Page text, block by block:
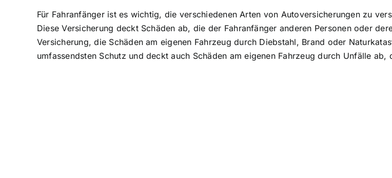
Für Fahranfänger ist es wichtig, die verschiedenen Arten von Autoversicherungen zu
Diese Versicherung deckt Schäden ab, die der Fahranfänger anderen Personen oder
Versicherung, die Schäden am eigenen Fahrzeug durch Diebstahl, Brand oder
umfassendsten Schutz und deckt auch Schäden am eigenen Fahrzeug durch Unfälle